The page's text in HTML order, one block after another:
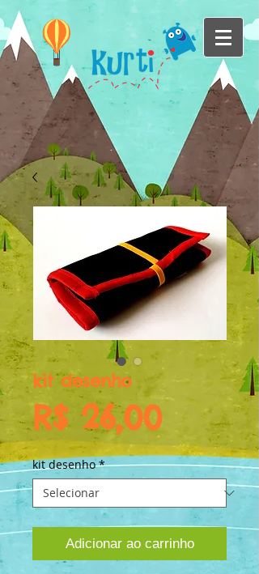
kit desenho
R$ 26,00Preço
kit desenho *
Adicionar ao carrinho